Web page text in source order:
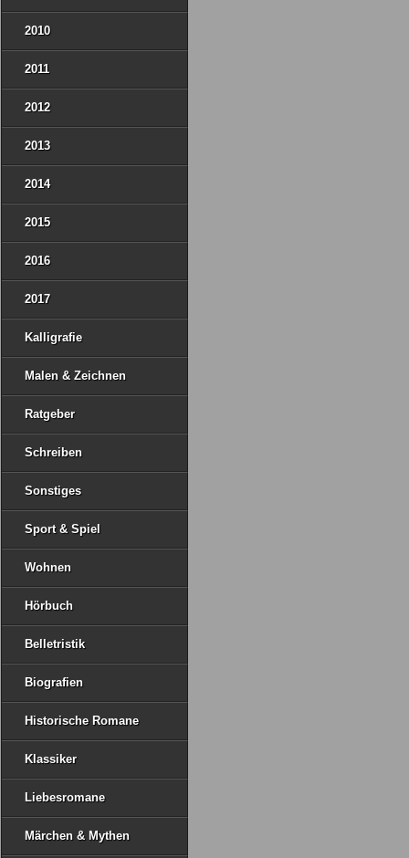
2010
2011
2012
2013
2014
2015
2016
2017
Kalligrafie
Malen & Zeichnen
Ratgeber
Schreiben
Sonstiges
Sport & Spiel
Wohnen
Hörbuch
Belletristik
Biografien
Historische Romane
Klassiker
Liebesromane
Märchen & Mythen